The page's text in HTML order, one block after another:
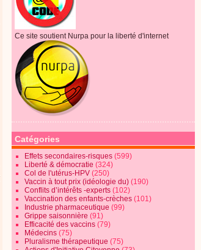
Ce site soutient Nurpa pour la liberté d'internet
Catégories
Effets secondaires-risques (599)
Liberté & démocratie (324)
Col de l'utérus-HPV (250)
Vaccin à tout prix (idéologie du) (190)
Conflits d’intérêts -experts (102)
Vaccination des enfants-crèches (101)
Industrie pharmaceutique (99)
Grippe saisonnière (91)
Efficacité des vaccins (79)
Médecins (75)
Pluralisme thérapeutique (75)